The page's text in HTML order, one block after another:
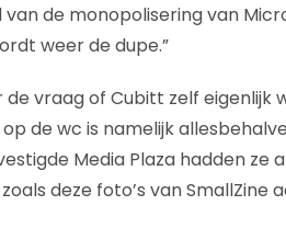
de monopolisering van
weer de dupe.”
vraag of Cubitt zelf eigenlijk
de wc is namelijk
Media Plaza hadden ze
deze foto’s van SmallZine